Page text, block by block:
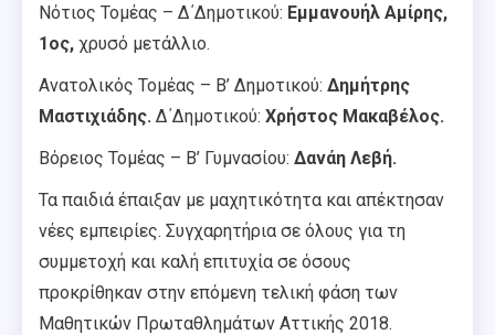
Νότιος Τομέας – Δ΄Δημοτικού: Εμμανουήλ Αμίρης,
1ος, χρυσό μετάλλιο.
Ανατολικός Τομέας – Β’ Δημοτικού: Δημήτρης
Μαστιχιάδης. Δ΄Δημοτικού: Χρήστος Μακαβέλος.
Βόρειος Τομέας – Β’ Γυμνασίου: Δανάη Λεβή.
Τα παιδιά έπαιξαν με μαχητικότητα και απέκτησαν
νέες εμπειρίες. Συγχαρητήρια σε όλους για τη
συμμετοχή και καλή επιτυχία σε όσους
προκρίθηκαν στην επόμενη τελική φάση των
Μαθητικών Πρωταθλημάτων Αττικής 2018.